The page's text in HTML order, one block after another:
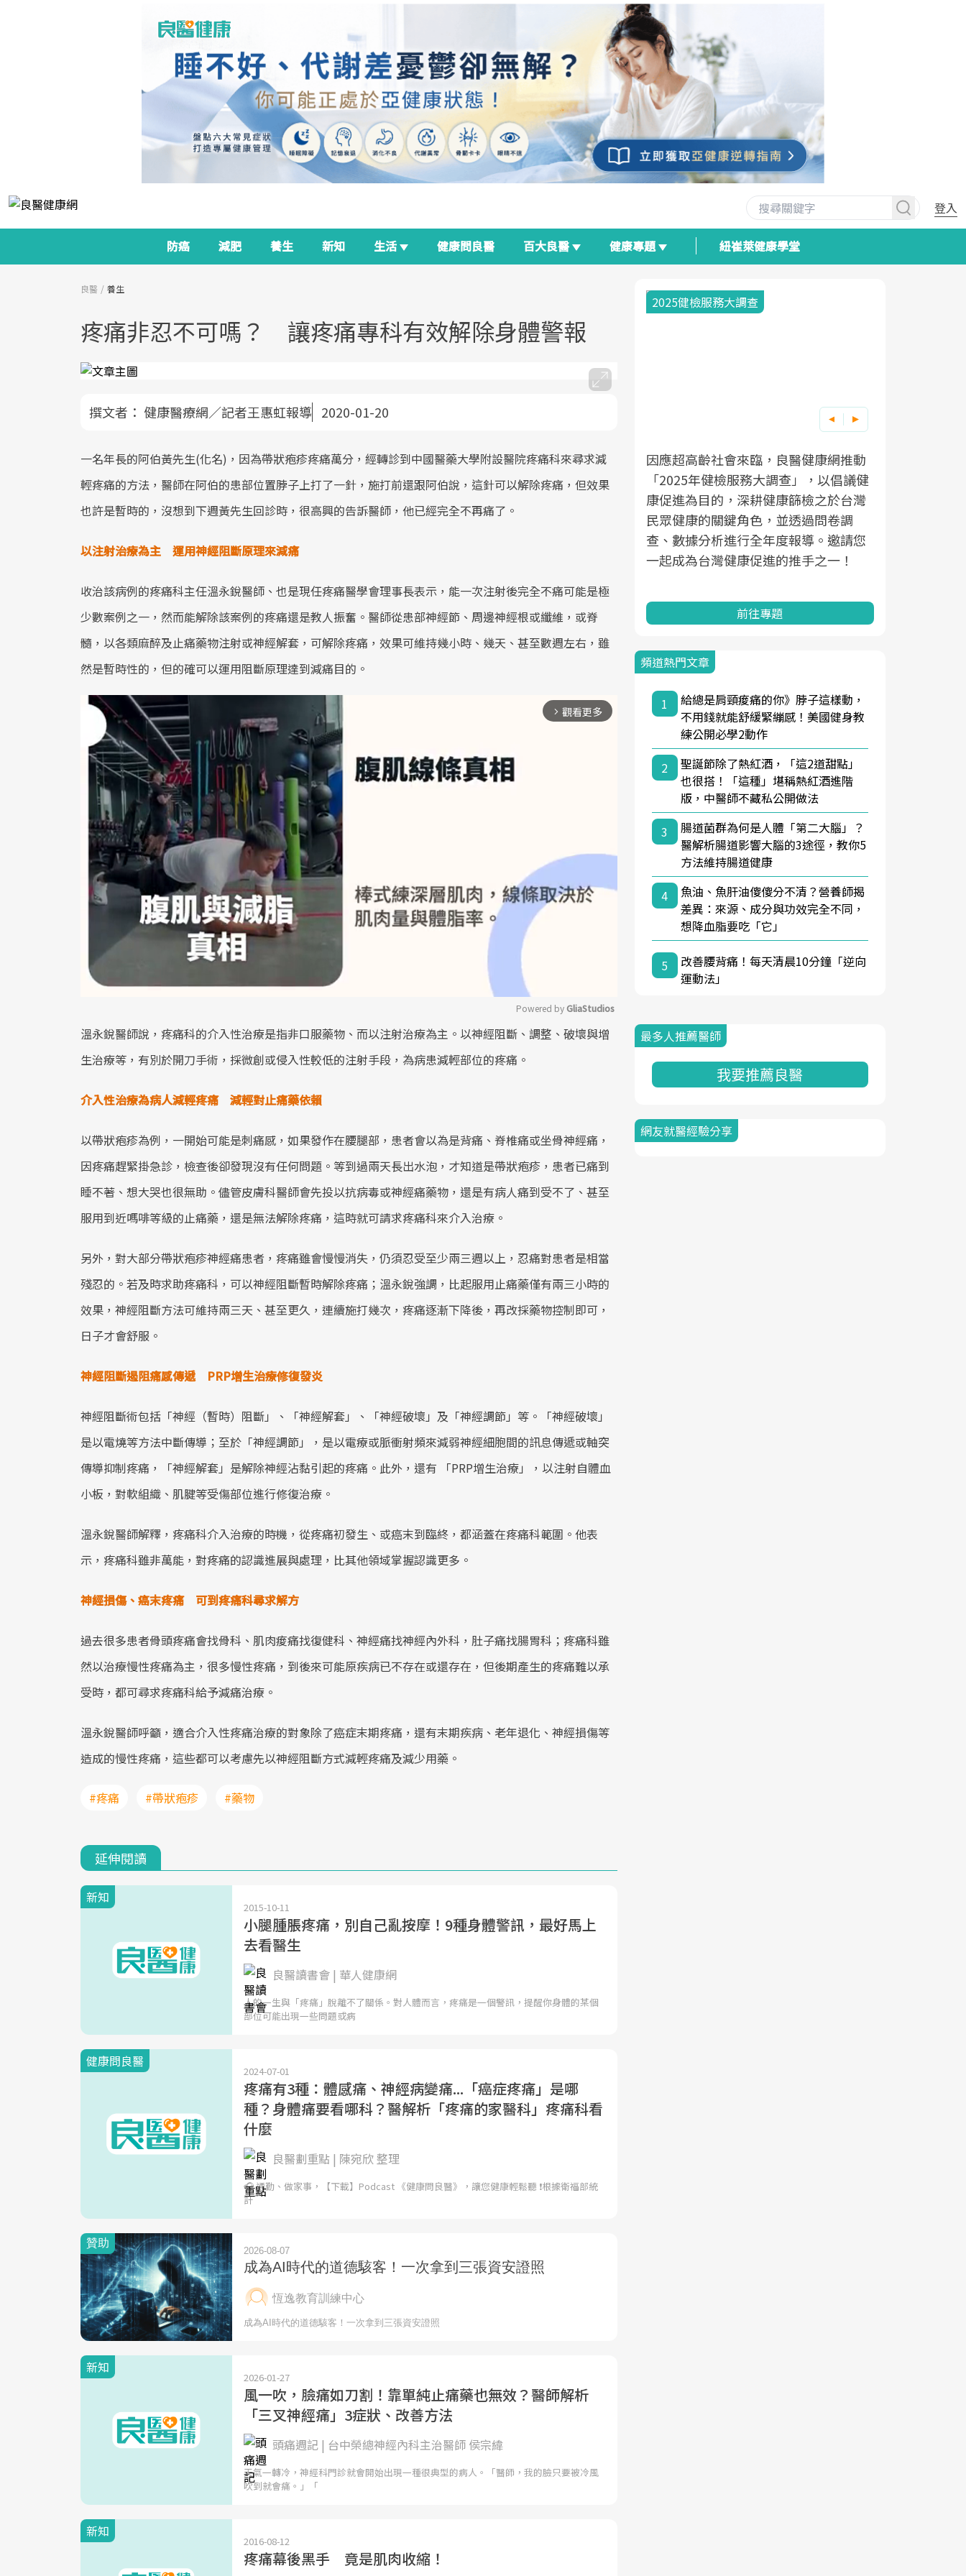
登入
防癌 減肥 養生 新知 生活 健康問良醫 百大良醫 健康專題 紐崔萊健康學堂
良醫 養生
疼痛非忍不可嗎？ 讓疼痛專科有效解除身體警報
撰文者： 健康醫療網／記者王惠虹報導 2020-01-20
一名年長的阿伯黃先生(化名)，因為帶狀疱疹疼痛萬分，經轉診到中國醫藥大學附設醫院疼痛科來尋求減
輕疼痛的方法，醫師在阿伯的患部位置脖子上打了一針，施打前還跟阿伯說，這針可以解除疼痛，但效果
也許是暫時的，沒想到下週黃先生回診時，很高興的告訴醫師，他已經完全不再痛了。
以注射治療為主 運用神經阻斷原理來減痛
收治該病例的疼痛科主任溫永銳醫師、也是現任疼痛醫學會理事長表示，能一次注射後完全不痛可能是極
少數案例之一，然而能解除該案例的疼痛還是教人振奮。醫師從患部神經節、周邊神經根或纖維，或脊
髓，以各類麻醉及止痛藥物注射或神經解套，可解除疼痛，效果可維持幾小時、幾天、甚至數週左右，雖
然是暫時性的，但的確可以運用阻斷原理達到減痛目的。
arrow_forward_ios 觀看更多
Powered by GliaStudios
溫永銳醫師說，疼痛科的介入性治療是指非口服藥物、而以注射治療為主。以神經阻斷、調整、破壞與增
生治療等，有別於開刀手術，採微創或侵入性較低的注射手段，為病患減輕部位的疼痛。
介入性治療為病人減輕疼痛 減輕對止痛藥依賴
以帶狀疱疹為例，一開始可能是刺痛感，如果發作在腰腿部，患者會以為是背痛、脊椎痛或坐骨神經痛，
因疼痛趕緊掛急診，檢查後卻發現沒有任何問題。等到過兩天長出水泡，才知道是帶狀疱疹，患者已痛到
睡不著、想大哭也很無助。儘管皮膚科醫師會先投以抗病毒或神經痛藥物，還是有病人痛到受不了、甚至
服用到近嗎啡等級的止痛藥，還是無法解除疼痛，這時就可請求疼痛科來介入治療。
另外，對大部分帶狀疱疹神經痛患者，疼痛雖會慢慢消失，仍須忍受至少兩三週以上，忍痛對患者是相當
殘忍的。若及時求助疼痛科，可以神經阻斷暫時解除疼痛；溫永銳強調，比起服用止痛藥僅有兩三小時的
效果，神經阻斷方法可維持兩三天、甚至更久，連續施打幾次，疼痛逐漸下降後，再改採藥物控制即可，
日子才會舒服。
神經阻斷遏阻痛感傳遞 PRP增生治療修復發炎
神經阻斷術包括「神經（暫時）阻斷」、「神經解套」、「神經破壞」及「神經調節」等。「神經破壞」
是以電燒等方法中斷傳導；至於「神經調節」，是以電療或脈衝射頻來減弱神經細胞間的訊息傳遞或軸突
傳導抑制疼痛，「神經解套」是解除神經沾黏引起的疼痛。此外，還有 「PRP增生治療」，以注射自體血
小板，對軟組織、肌腱等受傷部位進行修復治療。
溫永銳醫師解釋，疼痛科介入治療的時機，從疼痛初發生、或癌末到臨終，都涵蓋在疼痛科範圍。他表
示，疼痛科雖非萬能，對疼痛的認識進展與處理，比其他領域掌握認識更多。
神經損傷、癌末疼痛 可到疼痛科尋求解方
過去很多患者骨頭疼痛會找骨科、肌肉痠痛找復健科、神經痛找神經內外科，肚子痛找腸胃科；疼痛科雖
然以治療慢性疼痛為主，很多慢性疼痛，到後來可能原疾病已不存在或還存在，但後期產生的疼痛難以承
受時，都可尋求疼痛科給予減痛治療。
溫永銳醫師呼籲，適合介入性疼痛治療的對象除了癌症末期疼痛，還有末期疾病、老年退化、神經損傷等
造成的慢性疼痛，這些都可以考慮先以神經阻斷方式減輕疼痛及減少用藥。
#疼痛 #帶狀疱疹 #藥物
延伸閱讀
新知
2015-10-11
小腿腫脹疼痛，別自己亂按摩！9種身體警訊，最好馬上
去看醫生
良醫讀書會 | 華人健康網
人的一生與「疼痛」脫離不了關係。對人體而言，疼痛是一個警訊，提醒你身體的某個
部位可能出現一些問題或病
健康問良醫
2024-07-01
疼痛有3種：體感痛、神經病變痛...「癌症疼痛」是哪
種？身體痛要看哪科？醫解析「疼痛的家醫科」疼痛科看
什麼
良醫劃重點 | 陳宛欣 整理
🎧 通勤、做家事，【下載】Podcast 《健康問良醫》，讓您健康輕鬆聽 ❗根據衛福部統
計
新知
2026-01-27
風一吹，臉痛如刀割！靠單純止痛藥也無效？醫師解析
「三叉神經痛」3症狀、改善方法
頭痛週記 | 台中榮總神經內科主治醫師 侯宗緯
天氣一轉冷，神經科門診就會開始出現一種很典型的病人。「醫師，我的臉只要被冷風
吹到就會痛。」「
新知
2016-08-12
疼痛幕後黑手 竟是肌肉收縮！
面對超高齡社會的浪潮，台灣正在快速
邁向「健康照護」的新時代。隨著國家
照3.0」的推進，「預防醫學」已成全民
前往專題
2025年，就到良醫生活祭體驗「一站式
健康新生活」，從講座、體驗到運動，
前往專題
良醫健康網從「換季的身體變化」出
發，透過醫學觀點與日常感受的對話，
改善行動。
前往專題
根據不同性別與年齡，帶你找到過去、
現在、未來的健康節點，理解身體的變
前往專題
2025健檢服務大調查
因應超高齡社會來臨，良醫健康網推動
「2025年健檢服務大調查」，以倡議健
康促進為目的，深耕健康篩檢之於台灣
民眾健康的關鍵角色，並透過問卷調
查、數據分析進行全年度報導。邀請您
一起成為台灣健康促進的推手之一！
前往專題
頻道熱門文章
1
給總是肩頸痠痛的你》脖子這樣動，
不用錢就能舒緩緊繃感！美國健身教
練公開必學2動作
2
聖誕節除了熱紅酒，「這2道甜點」
也很搭！「這種」堪稱熱紅酒進階
版，中醫師不藏私公開做法
3
腸道菌群為何是人體「第二大腦」？
醫解析腸道影響大腦的3途徑，教你5
方法維持腸道健康
4
魚油、魚肝油傻傻分不清？營養師揭
差異：來源、成分與功效完全不同，
想降血脂要吃「它」
5
改善腰背痛！每天清晨10分鐘「逆向
運動法」
最多人推薦醫師
我要推薦良醫
網友就醫經驗分享